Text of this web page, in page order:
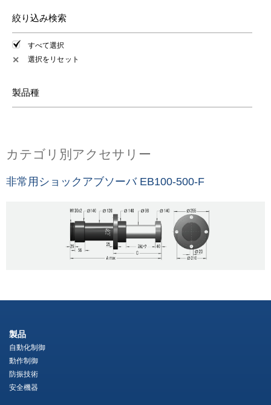
絞り込み検索
すべて選択
✕ 選択をリセット
製品種
カテゴリ別アクセサリー
非常用ショックアブソーバ EB100-500-F
製品
自動化制御
動作制御
防振技術
安全機器